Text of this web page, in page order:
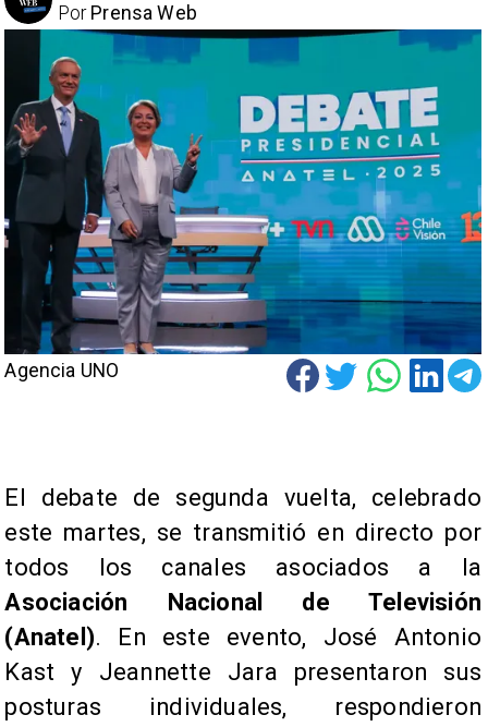
Prensa Web
Por
Agencia UNO
El debate de segunda vuelta, celebrado
este martes, se transmitió en directo por
todos los canales asociados a la
Asociación Nacional de Televisión
(Anatel). En este evento, José Antonio
Kast y Jeannette Jara presentaron sus
posturas individuales, respondieron